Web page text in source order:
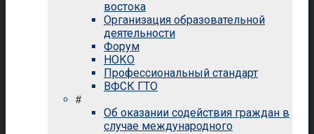
востока
Организация образовательной
деятельности
Форум
НОКО
Профессиональный стандарт
ВФСК ГТО
#
Об оказании содействия граждан в
случае международного